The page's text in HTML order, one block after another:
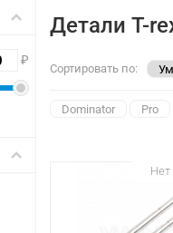
₽
Детали T-
Сортировать по:
Dominator Pro
Нет